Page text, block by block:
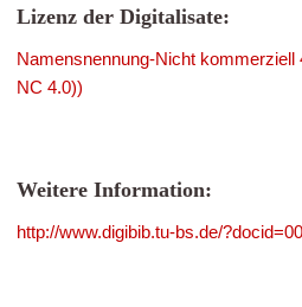
Lizenz der Digitalisate:
Namensnennung-Nicht kommerziell
NC 4.0))
Weitere Information:
http://www.digibib.tu-bs.de/